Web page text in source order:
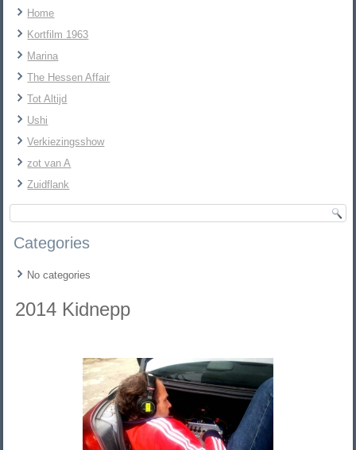
Home
Kortfilm 1963
Marina
The Hessen Affair
Tot Altijd
Ushi
Verkiezingsshow
zot van A
Zuidflank
Categories
No categories
2014 Kidnepp